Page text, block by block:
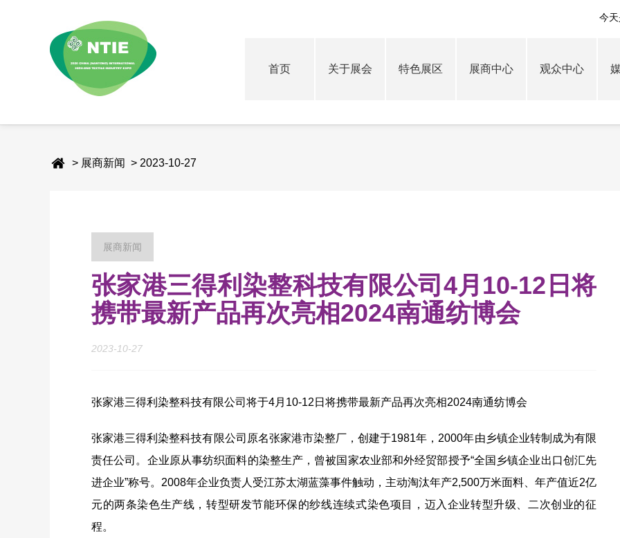
今
首页 关于展会 特色展区 展商中心 观众中心
> 展商新闻 > 2023-10-27
展商新闻
张家港三得利染整科技有限公司4月10-12日将
携带最新产品再次亮相2024南通纺博会
2023-10-27
张家港三得利染整科技有限公司将于4月10-12日将携带最新产品再次亮相2024南通纺博会
张家港三得利染整科技有限公司原名张家港市染整厂，创建于1981年，2000年由乡镇企业转制成为有限
责任公司。企业原从事纺织面料的染整生产，曾被国家农业部和外经贸部授予“全国乡镇企业出口创汇先
进企业”称号。2008年企业负责人受江苏太湖蓝藻事件触动，主动淘汰年产2,500万米面料、年产值近2亿
元的两条染色生产线，转型研发节能环保的纱线连续式染色项目，迈入企业转型升级、二次创业的征
程。